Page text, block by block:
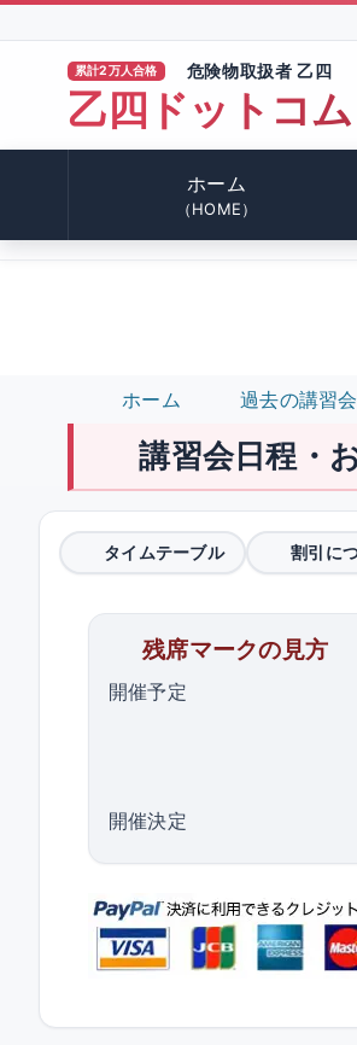
累計2万人合格 危険物取扱者 乙四
乙四ドットコム
ホーム
（HOME）
ホーム 過去の講習会
講習会日程・
タイムテーブル 割引に
残席マークの見方
開催予定
開催決定